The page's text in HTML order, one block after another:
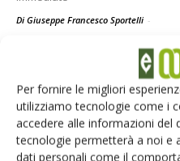
Per fornire le migliori
utilizziamo tecnologie come i
accedere alle informazioni del
tecnologie permetterà a noi e
dati personali come il
Di Giuseppe Francesco Sportelli -
9
Insetti fitofagi, il
nell’olivicoltura
Puntuali strategie di controllo,